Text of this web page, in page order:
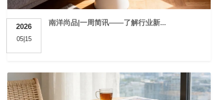
2026
05|15
南洋尚品|一周简讯——了解行业新...